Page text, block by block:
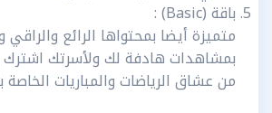
باقة (Basic) :
متميزة أيضا بمحتواها الرائع
بمشاهدات هادفة لك ولأسرتك اشترك
من عشاق الرياضات والمباريات الخاصة